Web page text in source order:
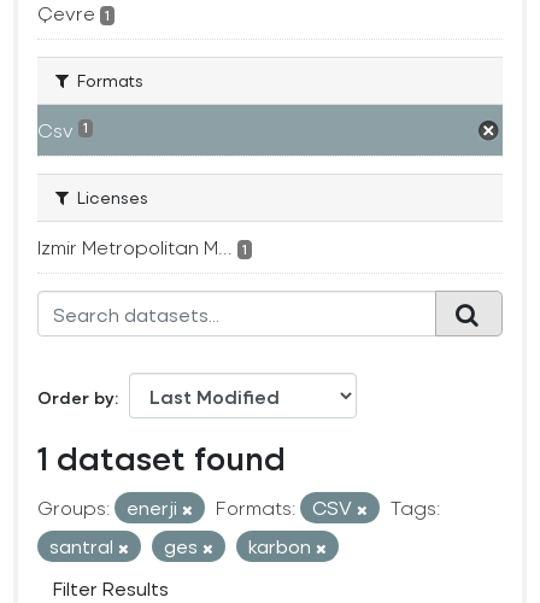
Çevre 1
Formats
Csv 1
Licenses
Izmir Metropolitan M... 1
Order by
1 dataset found
Groups: enerji Formats: CSV
Tags:
santral
ges
karbon
Filter Results